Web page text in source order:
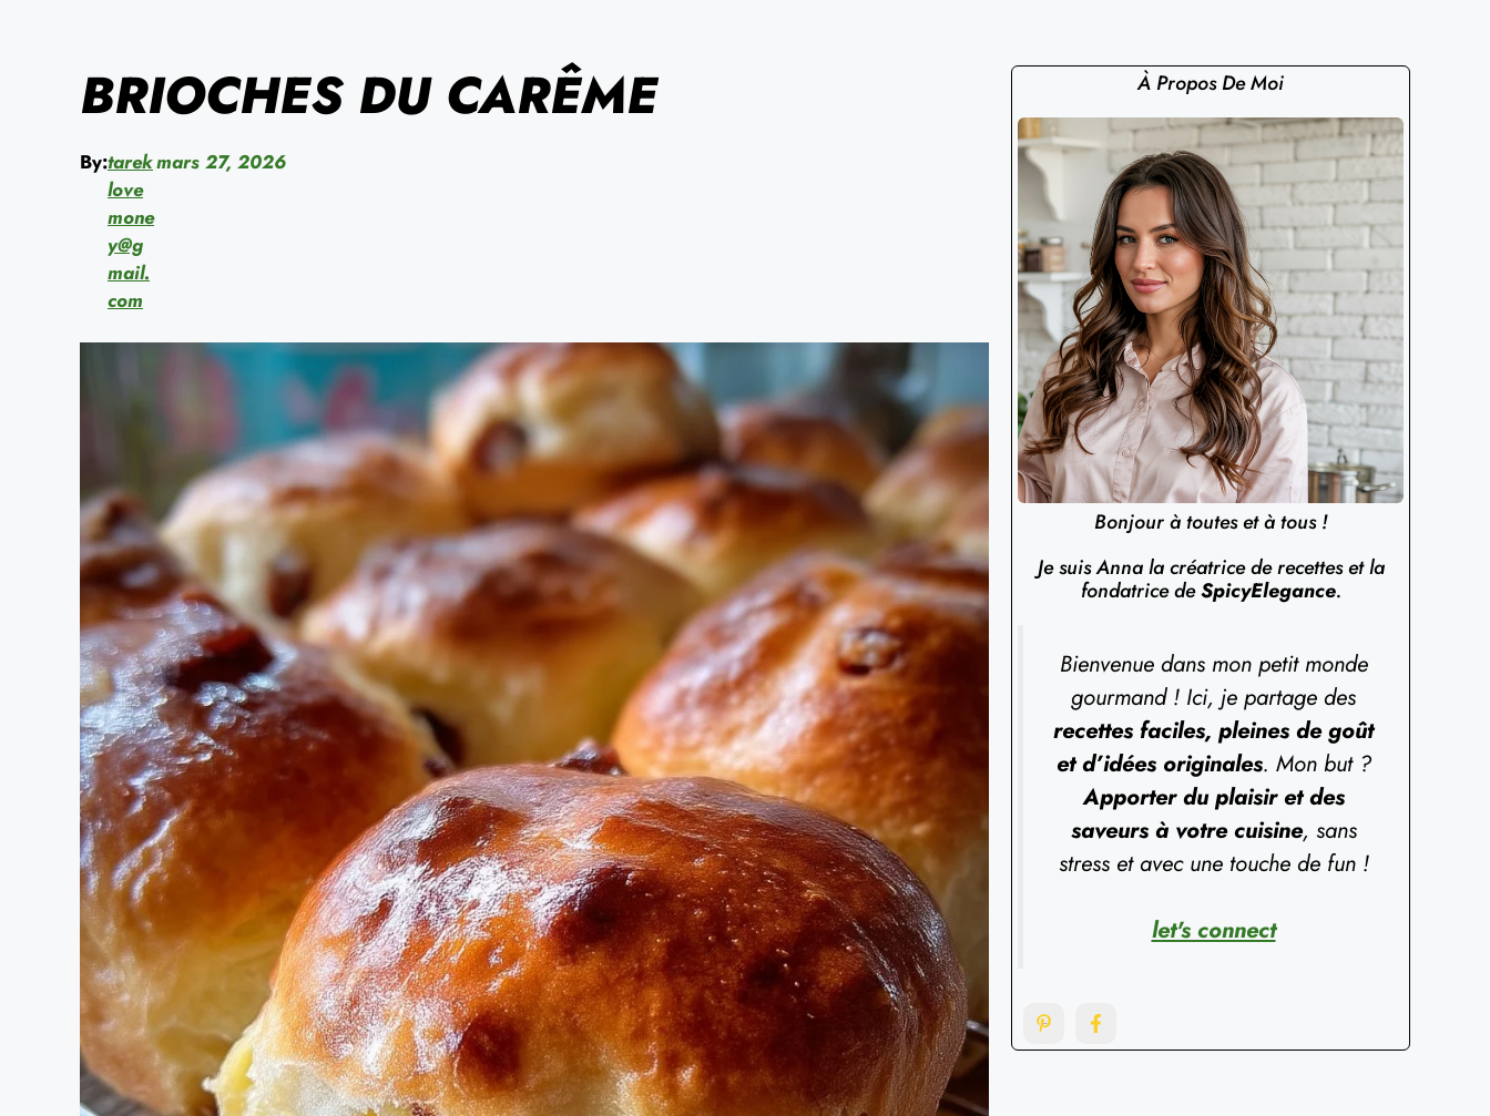
BRIOCHES DU CARÊME
By:tarek
love
mone
y@g
mail.
com
mars 27, 2026
À Propos De Moi
Bonjour à toutes et à tous !
Je suis Anna la créatrice de recettes et la
fondatrice deSpicyElegance.
Bienvenue dans mon petit monde
gourmand ! Ici, je partage des
recettes faciles, pleines de goût
et d’idées originales. Mon but ?
Apporter du plaisir et des
saveurs à votre cuisine, sans
stress et avec une touche de fun !
let's connect